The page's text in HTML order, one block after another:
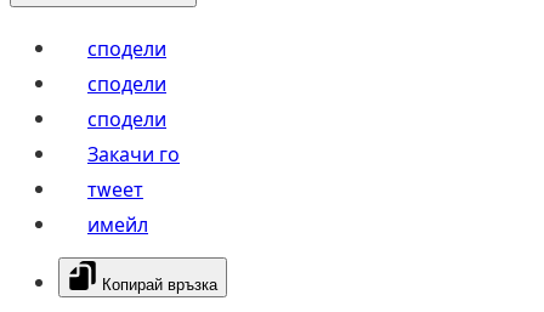
сподели
сподели
сподели
Закачи го
тwеет
имейл
Копирай връзка